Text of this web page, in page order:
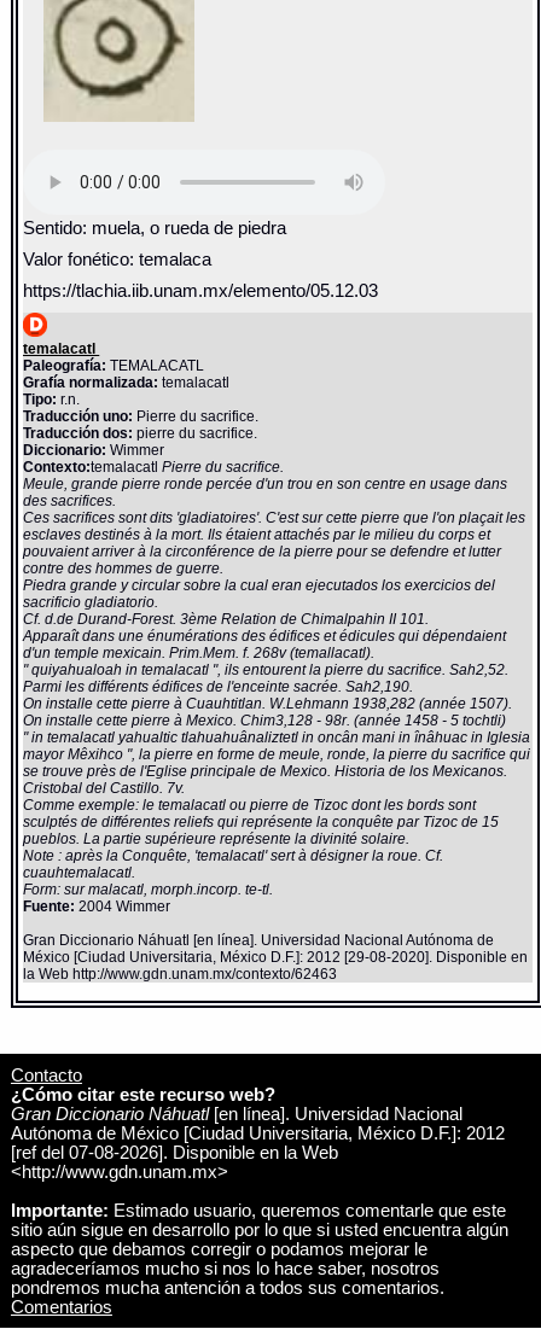
Sentido: muela, o rueda de piedra
Valor fonético: temalaca
https://tlachia.iib.unam.mx/elemento/05.12.03
temalacatl
Paleografía: TEMALACATL
Grafía normalizada: temalacatl
Tipo: r.n.
Traducción uno: Pierre du sacrifice.
Traducción dos: pierre du sacrifice.
Diccionario:Wimmer
Contexto:temalacatlPierre du sacrifice.
Meule, grande pierre ronde percée d'un trou en son centre en usage dans
des sacrifices.
Ces sacrifices sont dits 'gladiatoires'. C'est sur cette pierre que l'on plaçait les
esclaves destinés à la mort. Ils étaient attachés par le milieu du corps et
pouvaient arriver à la circonférence de la pierre pour se defendre et lutter
contre des hommes de guerre.
Piedra grande y circular sobre la cual eran ejecutados los exercicios del
sacrificio gladiatorio.
Cf. d.de Durand-Forest. 3ème Relation de Chimalpahin II 101.
Apparaît dans une énumérations des édifices et édicules qui dépendaient
d'un temple mexicain. Prim.Mem. f. 268v (temallacatl).
" quiyahualoah in temalacatl ", ils entourent la pierre du sacrifice. Sah2,52.
Parmi les différents édifices de l'enceinte sacrée. Sah2,190.
On installe cette pierre à Cuauhtitlan. W.Lehmann 1938,282 (année 1507).
On installe cette pierre à Mexico. Chim3,128 - 98r. (année 1458 - 5 tochtli)
" in temalacatl yahualtic tlahuahuânaliztetl in oncân mani in înâhuac in Iglesia
mayor Mêxihco ", la pierre en forme de meule, ronde, la pierre du sacrifice qui
se trouve près de l'Eglise principale de Mexico. Historia de los Mexicanos.
Cristobal del Castillo. 7v.
Comme exemple: le temalacatl ou pierre de Tizoc dont les bords sont
sculptés de différentes reliefs qui représente la conquête par Tizoc de 15
pueblos. La partie supérieure représente la divinité solaire.
Note : après la Conquête, 'temalacatl' sert à désigner la roue. Cf.
cuauhtemalacatl.
Form: sur malacatl, morph.incorp. te-tl.
Fuente: 2004 Wimmer
Gran Diccionario Náhuatl [en línea]. Universidad Nacional Autónoma de
México [Ciudad Universitaria, México D.F.]: 2012 [29-08-2020]. Disponible en
la Web http://www.gdn.unam.mx/contexto/62463
Contacto
¿Cómo citar este recurso web?
Gran Diccionario Náhuatl[en línea]. Universidad Nacional
Autónoma de México [Ciudad Universitaria, México D.F.]: 2012
[ref del 07-08-2026]. Disponible en la Web
<http://www.gdn.unam.mx>
Importante: Estimado usuario, queremos comentarle que este
sitio aún sigue en desarrollo por lo que si usted encuentra algún
aspecto que debamos corregir o podamos mejorar le
agradeceríamos mucho si nos lo hace saber, nosotros
pondremos mucha antención a todos sus comentarios.
Comentarios